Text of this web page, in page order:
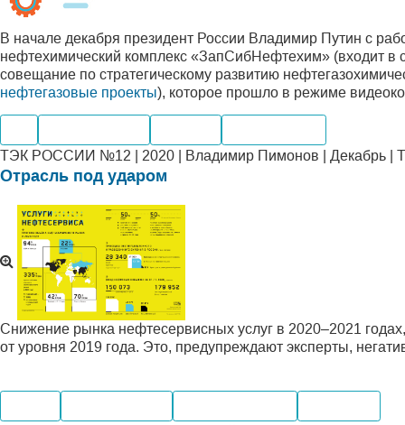
В начале декабря президент России Владимир Путин с
нефтехимический комплекс «ЗапСибНефтехим» (входит
совещание по стратегическому развитию
нефтегазовые проекты), которое прошло в режиме
ТЭК РОССИИ №12 | 2020 | Владимир Пимонов | Декабрь |
Отрасль под ударом
Снижение рынка нефтесервисных услуг в 2020–2021
от уровня 2019 года. Это, предупреждают эксперты,